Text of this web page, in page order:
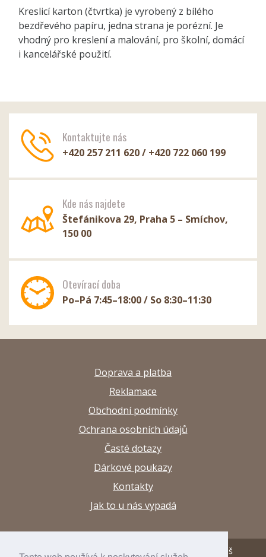
Kreslicí karton (čtvrtka) je vyrobený z bílého
bezdřevého papíru, jedna strana je porézní. Je
vhodný pro kreslení a malování, pro školní, domácí
i kancelářské použití.
Kontaktujte nás
+420 257 211 620 / +420 722 060 199
Kde nás najdete
Štefánikova 29, Praha 5 – Smíchov,
150 00
Otevírací doba
Po–Pá 7:45–18:00 / So 8:30–11:30
Doprava a platba
Reklamace
Obchodní podmínky
Ochrana osobních údajů
Časté dotazy
Dárkové poukazy
Kontakty
Jak to u nás vypadá
© 2013–2026 Papírnictví a výtvarné potřeby Arttuš